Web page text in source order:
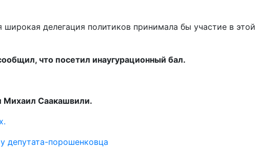
делегация политиков принимала бы участие в этой
что посетил инаугурационный бал.
Михаил Саакашвили.
депутата-порошенковца